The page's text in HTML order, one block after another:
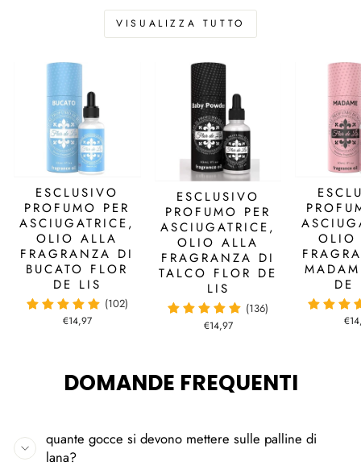
VISUALIZZA TUTTO
ESCLUSIVO
PROFUMO PER
ASCIUGATRICE,
OLIO ALLA
FRAGRANZA DI
BUCATO FLOR
DE LIS
(102)
€14,97
ESCLUSIVO
PROFUMO PER
ASCIUGATRICE,
OLIO ALLA
FRAGRANZA DI
TALCO FLOR DE
LIS
(136)
€14,97
OLIO
DE
DOMANDE FREQUENTI
quante gocce si devono mettere sulle palline di
lana?